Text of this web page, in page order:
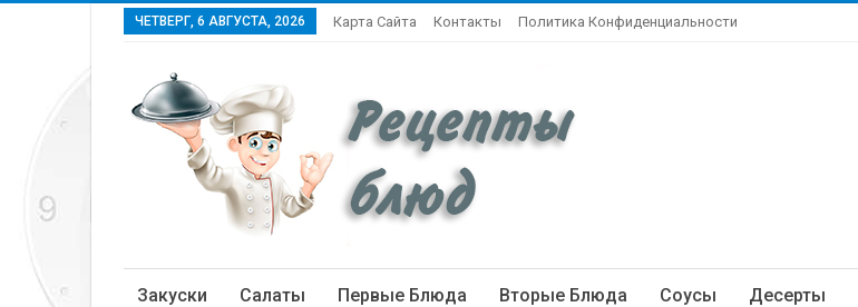
ЧЕТВЕРГ, 6 АВГУСТА, 2026 Карта Сайта Контакты Политика Конфиденциальности
Закуски Салаты Первые Блюда Вторые Блюда Соусы Десерты